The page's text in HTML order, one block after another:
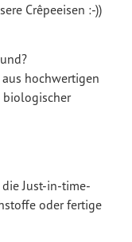
Crêpeeisen :-))
hochwertigen
biologischer
Just-in-time-
oder fertige